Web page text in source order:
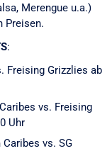
Merengue u.a.)
Preisen.
:
Freising Grizzlies ab
vs. Freising
Uhr
vs. SG